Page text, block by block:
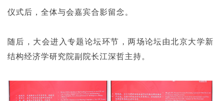
仪式后，全体与会嘉宾合影留念。
随后，大会进入专题论坛环节，两场论坛由北京大学新
结构经济学研究院副院长江深哲主持。